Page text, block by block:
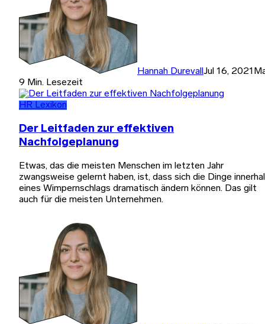
Hannah DurevallJul 16, 2021
9 Min. Lesezeit
HR Lexikon
Der Leitfaden zur effektiven
Nachfolgeplanung
Etwas, das die meisten Menschen im letzten Jahr
zwangsweise gelernt haben, ist, dass sich die Dinge
eines Wimpernschlags dramatisch ändern können. Das gilt
auch für die meisten Unternehmen.